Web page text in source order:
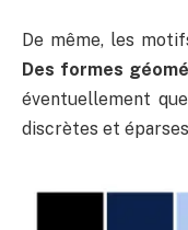
De même, les
Des formes
éventuellement
discrètes et